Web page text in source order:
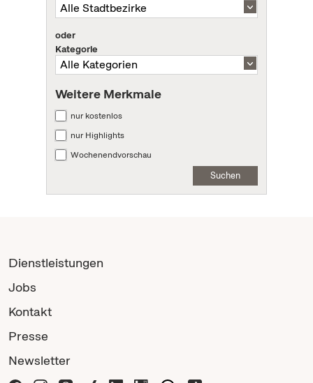
oder
Kategorie
Weitere Merkmale
nur kostenlos
nur Highlights
Wochenendvorschau
Suchen
Dienstleistungen
Jobs
Kontakt
Presse
Newsletter